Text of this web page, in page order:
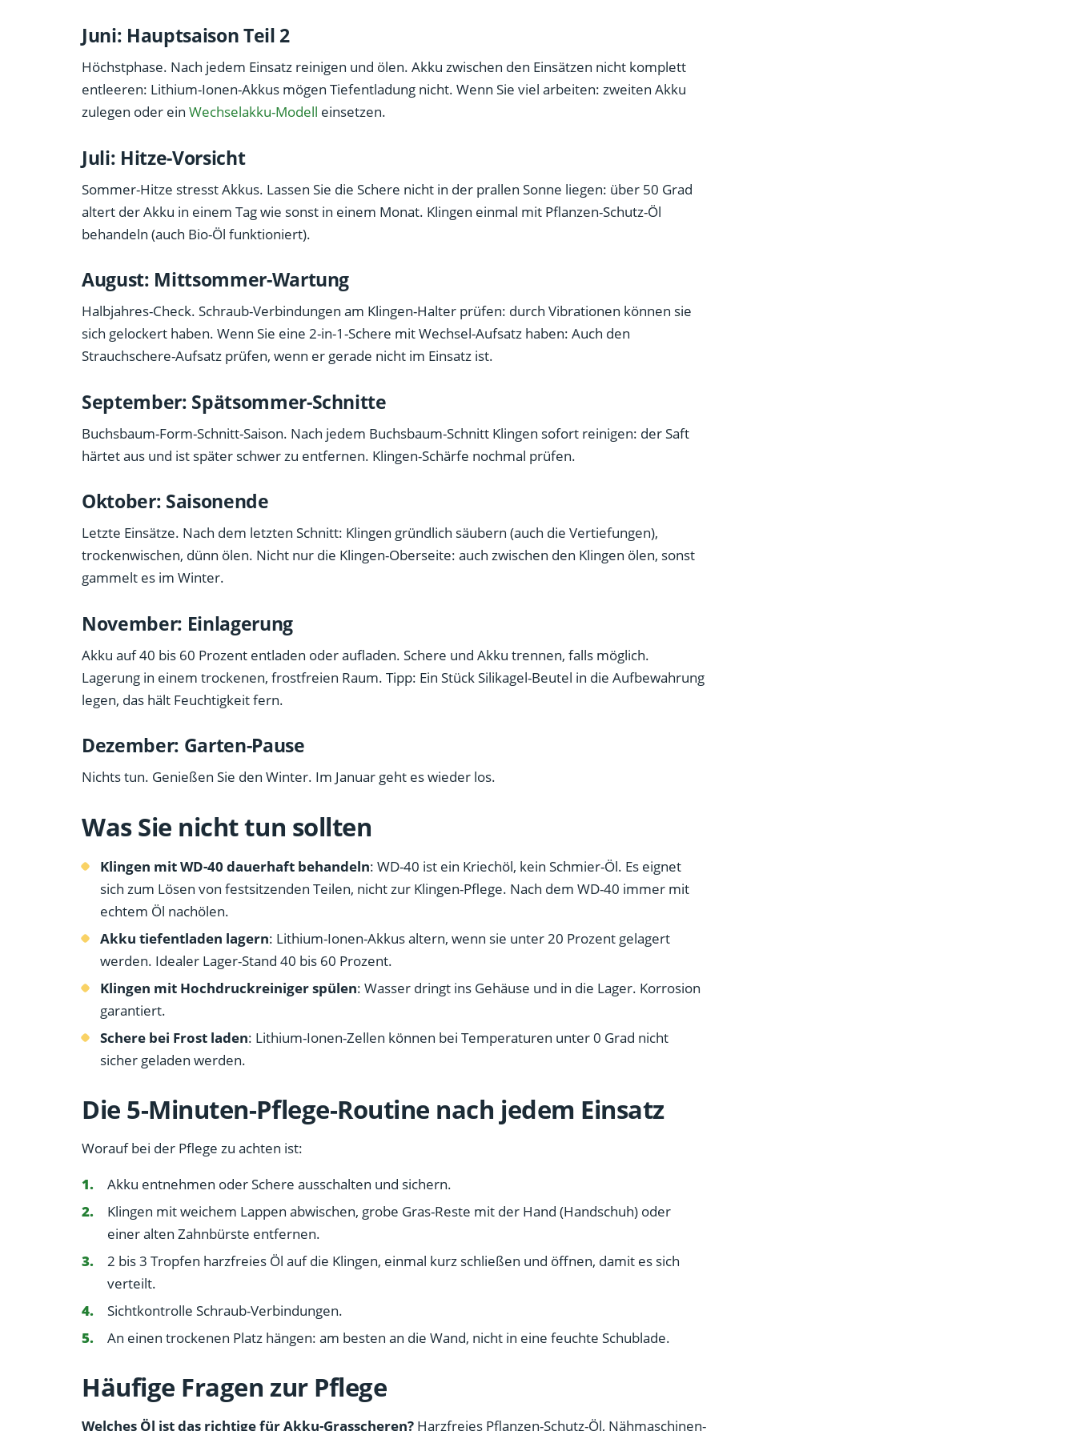
Juni: Hauptsaison Teil 2
Höchstphase. Nach jedem Einsatz reinigen und ölen. Akku zwischen den Einsätzen nicht komplett
entleeren: Lithium-Ionen-Akkus mögen Tiefentladung nicht. Wenn Sie viel arbeiten: zweiten Akku
zulegen oder ein Wechselakku-Modell einsetzen.
Juli: Hitze-Vorsicht
Sommer-Hitze stresst Akkus. Lassen Sie die Schere nicht in der prallen Sonne liegen: über 50 Grad
altert der Akku in einem Tag wie sonst in einem Monat. Klingen einmal mit Pflanzen-Schutz-Öl
behandeln (auch Bio-Öl funktioniert).
August: Mittsommer-Wartung
Halbjahres-Check. Schraub-Verbindungen am Klingen-Halter prüfen: durch Vibrationen können sie
sich gelockert haben. Wenn Sie eine 2-in-1-Schere mit Wechsel-Aufsatz haben: Auch den
Strauchschere-Aufsatz prüfen, wenn er gerade nicht im Einsatz ist.
September: Spätsommer-Schnitte
Buchsbaum-Form-Schnitt-Saison. Nach jedem Buchsbaum-Schnitt Klingen sofort reinigen: der Saft
härtet aus und ist später schwer zu entfernen. Klingen-Schärfe nochmal prüfen.
Oktober: Saisonende
Letzte Einsätze. Nach dem letzten Schnitt: Klingen gründlich säubern (auch die Vertiefungen),
trockenwischen, dünn ölen. Nicht nur die Klingen-Oberseite: auch zwischen den Klingen ölen, sonst
gammelt es im Winter.
November: Einlagerung
Akku auf 40 bis 60 Prozent entladen oder aufladen. Schere und Akku trennen, falls möglich.
Lagerung in einem trockenen, frostfreien Raum. Tipp: Ein Stück Silikagel-Beutel in die Aufbewahrung
legen, das hält Feuchtigkeit fern.
Dezember: Garten-Pause
Nichts tun. Genießen Sie den Winter. Im Januar geht es wieder los.
Was Sie nicht tun sollten
Klingen mit WD-40 dauerhaft behandeln: WD-40 ist ein Kriechöl, kein Schmier-Öl. Es eignet
sich zum Lösen von festsitzenden Teilen, nicht zur Klingen-Pflege. Nach dem WD-40 immer mit
echtem Öl nachölen.
Akku tiefentladen lagern: Lithium-Ionen-Akkus altern, wenn sie unter 20 Prozent gelagert
werden. Idealer Lager-Stand 40 bis 60 Prozent.
Klingen mit Hochdruckreiniger spülen: Wasser dringt ins Gehäuse und in die Lager. Korrosion
garantiert.
Schere bei Frost laden: Lithium-Ionen-Zellen können bei Temperaturen unter 0 Grad nicht
sicher geladen werden.
Die 5-Minuten-Pflege-Routine nach jedem Einsatz
Worauf bei der Pflege zu achten ist:
Akku entnehmen oder Schere ausschalten und sichern.
Klingen mit weichem Lappen abwischen, grobe Gras-Reste mit der Hand (Handschuh) oder
einer alten Zahnbürste entfernen.
2 bis 3 Tropfen harzfreies Öl auf die Klingen, einmal kurz schließen und öffnen, damit es sich
verteilt.
Sichtkontrolle Schraub-Verbindungen.
An einen trockenen Platz hängen: am besten an die Wand, nicht in eine feuchte Schublade.
Häufige Fragen zur Pflege
Welches Öl ist das richtige für Akku-Grasscheren? Harzfreies Pflanzen-Schutz-Öl, Nähmaschinen-